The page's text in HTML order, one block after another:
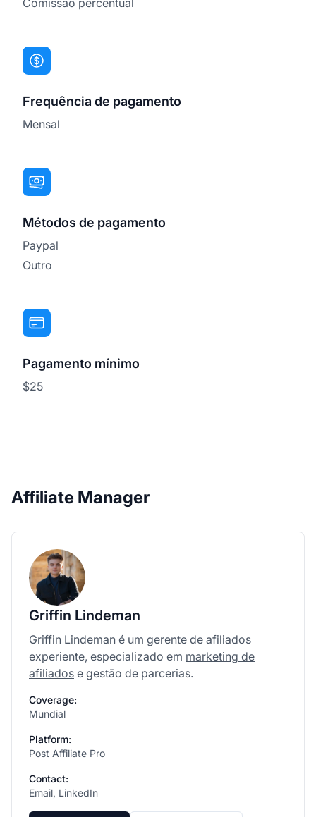
Frequência de pagamento
Mensal
Métodos de pagamento
Paypal
Outro
Pagamento mínimo
$25
Affiliate Manager
Griffin Lindeman
Griffin Lindeman é um gerente de afiliados
experiente, especializado em marketing de
afiliados e gestão de parcerias.
Coverage:
Mundial
Platform:
Post Affiliate Pro
Contact:
Email, LinkedIn